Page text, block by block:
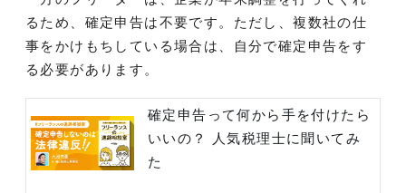
るため、確定申告は不要です。ただし、複数社の仕
事をかけもちしている場合は、自分で確定申告をす
る必要があります。
確定申告って何から手を付けたら
いいの？ 人気税理士に聞いてみ
た